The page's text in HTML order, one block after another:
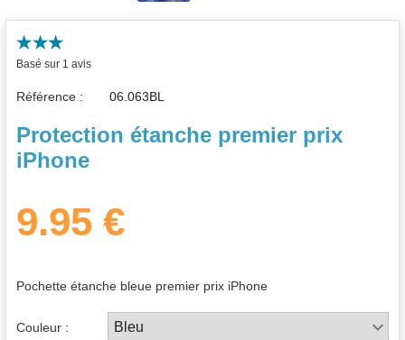
Basé sur 1 avis
Référence :
Protection étanche premier prix
iPhone
9.95 €
Pochette étanche bleue premier prix iPhone
Couleur :